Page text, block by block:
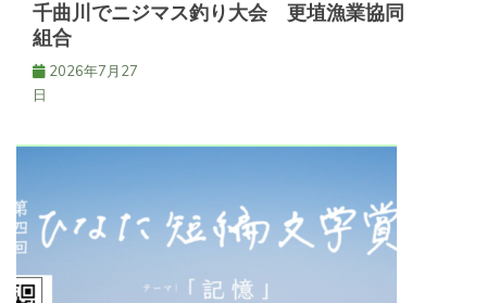
千曲川でニジマス釣り大会 更埴漁業協同
組合
2026年7月27
日